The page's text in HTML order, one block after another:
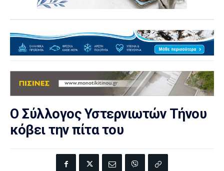
Ο Σύλλογος Υστερνιωτών Τήνου
κόβει την πίτα του